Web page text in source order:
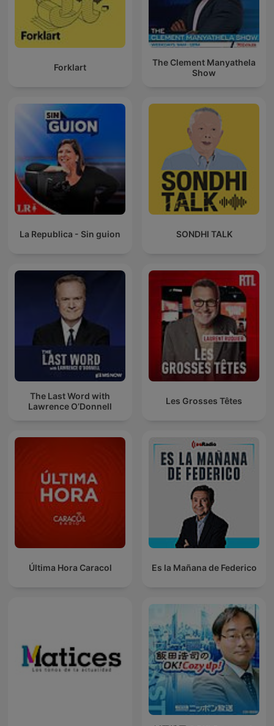
Forklart
The Clement Manyathela
Show
La Republica - Sin guion SONDHI TALK
The Last Word with
Lawrence O’Donnell
Les Grosses Têtes
Última Hora Caracol Es la Mañana de Federico